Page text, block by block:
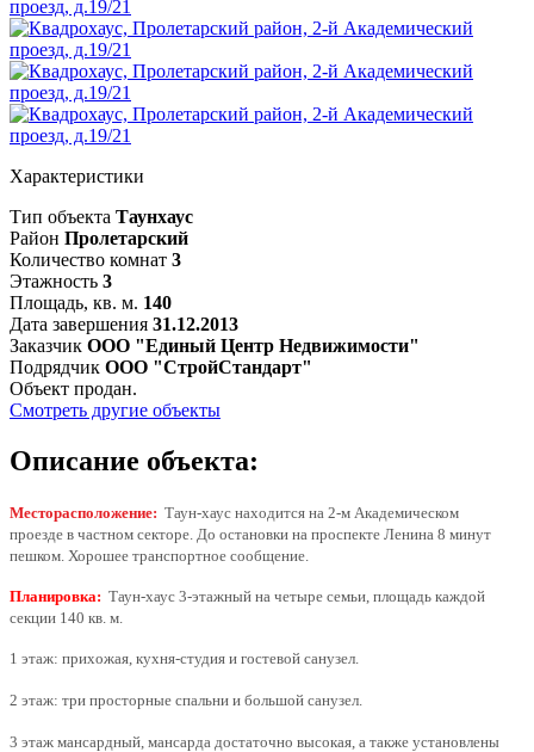
Характеристики
Тип объекта Таунхаус
Район Пролетарский
Количество комнат 3
Этажность 3
Площадь, кв. м. 140
Дата завершения 31.12.2013
Заказчик ООО "Единый Центр Недвижимости"
Подрядчик ООО "СтройСтандарт"
Объект продан.
Смотреть другие объекты
Описание объекта:
Месторасположение: Таун-хаус находится на 2-м Академическом
проезде в частном секторе. До остановки на проспекте Ленина 8 минут
пешком. Хорошее транспортное сообщение.
Планировка: Таун-хаус 3-этажный на четыре семьи, площадь каждой
секции 140 кв. м.
1 этаж: прихожая, кухня-студия и гостевой санузел.
2 этаж: три просторные спальни и большой санузел.
3 этаж мансардный, мансарда достаточно высокая, а также установлены